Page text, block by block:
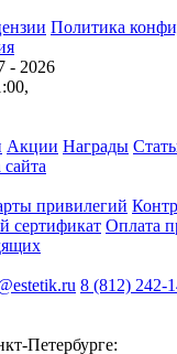
Политика
- 2026
Акции Награды
привилегий
сертификат Оплата
8 (812) 242-
Петербурге: